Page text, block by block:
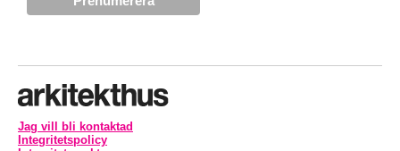
Jag vill bli kontaktad
Integritetspolicy